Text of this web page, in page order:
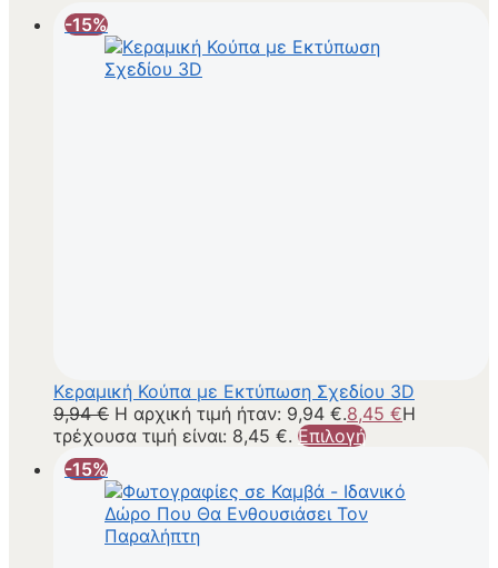
-15%
Κεραμική Κούπα με Εκτύπωση Σχεδίου 3D
9,94€ Η αρχική τιμή ήταν: 9,94 €.8,45 €Η
τρέχουσα τιμή είναι: 8,45 €. Επιλογή
-15%